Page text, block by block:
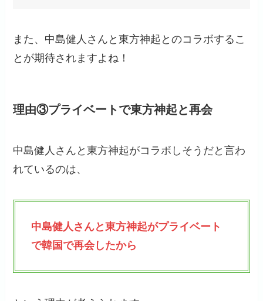
また、中島健人さんと東方神起とのコラボするこ
とが期待されますよね！
理由③プライベートで東方神起と再会
中島健人さんと東方神起がコラボしそうだと言わ
れているのは、
中島健人さんと東方神起がプライベート
で韓国で再会したから